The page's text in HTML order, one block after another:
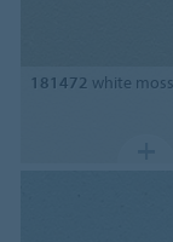
181472 white moss